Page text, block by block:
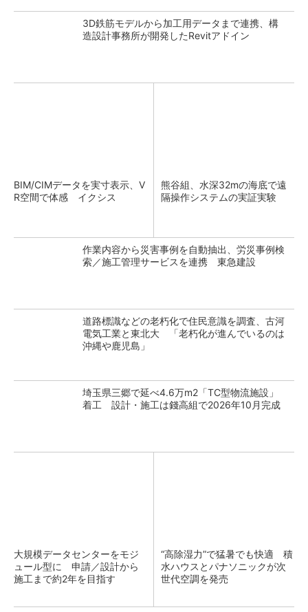
3D鉄筋モデルから加工用データまで連携、構
造設計事務所が開発したRevitアドイン
BIM/CIMデータを実寸表示、V
R空間で体感 イクシス
熊谷組、水深32mの海底で遠
隔操作システムの実証実験
作業内容から災害事例を自動抽出、労災事例検
索／施工管理サービスを連携 東急建設
道路標識などの老朽化で住民意識を調査、古河
電気工業と東北大 「老朽化が進んでいるのは
沖縄や鹿児島」
埼玉県三郷で延べ4.6万m2「TC型物流施設」
着工 設計・施工は錢高組で2026年10月完成
大規模データセンターをモジ
ュール型に 申請／設計から
施工まで約2年を目指す
“高除湿力”で猛暑でも快適 積
水ハウスとパナソニックが次
世代空調を発売